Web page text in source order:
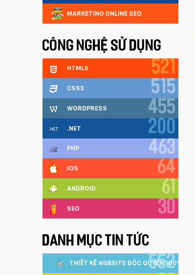
MARKETING ONLINE SEO
CÔNG NGHỆ SỬ DỤNG
HTML5 521
CSS3 515
WORDPRESS 455
.NET 200
PHP 463
IOS 64
ANDROID 61
SEO 30
DANH MỤC TIN TỨC
THIẾT KẾ WEBSITE ĐỘC QUYỀN 100%
552